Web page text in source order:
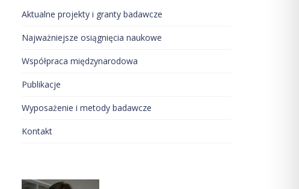
Aktualne projekty i granty badawcze
Najważniejsze osiągnięcia naukowe
Współpraca międzynarodowa
Publikacje
Wyposażenie i metody badawcze
Kontakt